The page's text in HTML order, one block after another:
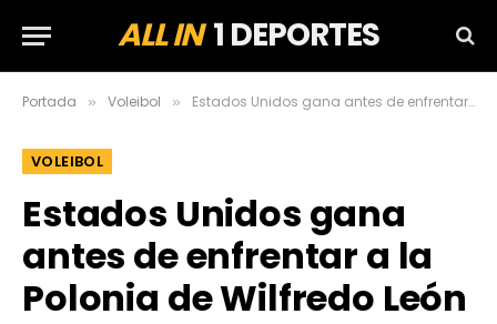
ALL IN1 DEPORTES
Portada » Voleibol » Estados Unidos gana antes de enfrentar a la Polonia de Wilfredo León
VOLEIBOL
Estados Unidos gana
antes de enfrentar a la
Polonia de Wilfredo León